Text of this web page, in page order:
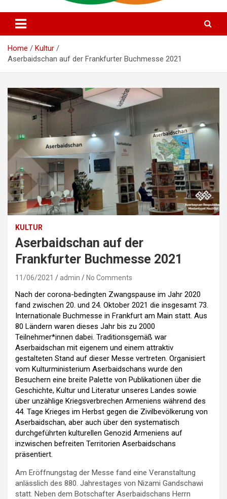
Deutsch Aserbaidschanisches
Kulturhaus e.V
Home
Kultur
Aserbaidschan auf der Frankfurter Buchmesse 2021
KULTUR
Aserbaidschan auf der
Frankfurter Buchmesse 2021
11/06/2021 admin No Comments
Nach der corona-bedingten Zwangspause im Jahr 2020
fand zwischen 20. und 24. Oktober 2021 die insgesamt 73.
Internationale Buchmesse in Frankfurt am Main statt. Aus
80 Ländern waren dieses Jahr bis zu 2000
Teilnehmer*innen dabei. Traditionsgemäß war
Aserbaidschan mit eigenem und einem attraktiv
gestalteten Stand auf dieser Messe vertreten. Organisiert
vom Kulturministerium Aserbaidschans wurde den
Besuchern eine breite Palette von Publikationen über die
Geschichte, Kultur und Literatur unseres Landes sowie
über unzählige Kriegsverbrechen Armeniens während des
44. Tage Krieges im Herbst gegen die Zivilbevölkerung von
Aserbaidschan, aber auch über den systematisch
durchgeführten kulturellen Genozid Armeniens auf
inzwischen befreiten Territorien Aserbaidschans
präsentiert.
Am Eröffnungstag der Messe fand eine Veranstaltung
anlässlich des 880. Jahrestages von Nizami Gandschawi
statt. Neben dem Botschafter Aserbaidschans Herrn